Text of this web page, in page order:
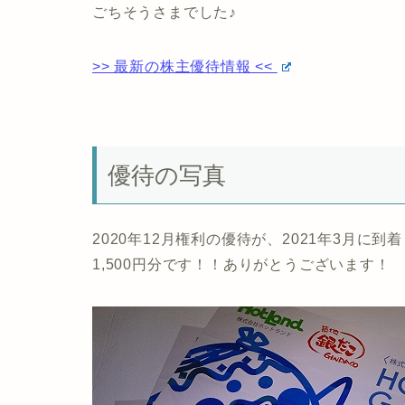
ごちそうさまでした♪
>> 最新の株主優待情報 <<
優待の写真
2020年12月権利の優待が、2021年3月に到着
1,500円分です！！ありがとうございます！